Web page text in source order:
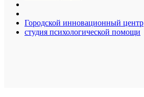
Городской инновационный центр
студия психологической помощи